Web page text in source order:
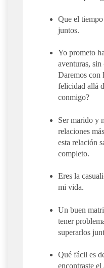
Que el
juntos.
Yo prometo
aventuras,
Daremos con
felicidad allá
conmigo?
Ser marido y
relaciones
esta relación
completo.
Eres la
mi vida.
Un buen
tener
superarlos
Qué fácil es
encontraste